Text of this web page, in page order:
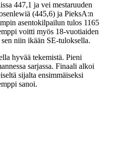
447,1 ja vei mestaruuden
(445,6) ja PieksA:n
asentokilpailun tulos 1165
voitti myös 18-vuotiaiden
niin ikään SE-tuloksella.
hyvää tekemistä. Pieni
sarjassa. Finaali alkoi
sijalta ensimmäiseksi
sanoi.